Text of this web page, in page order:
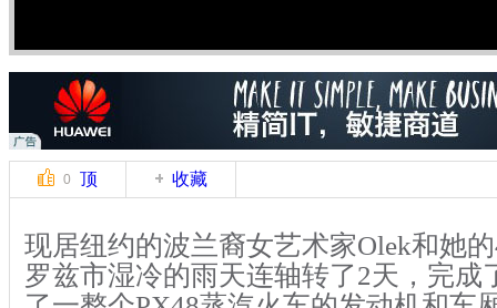
0 顶 收藏
现居纽约的波兰裔女艺术家Olek和她
罗兹市湿冷的雨天连轴转了2天，完成